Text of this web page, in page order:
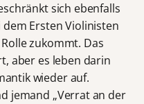
sich ebenfalls
Ersten Violinisten
zukommt. Das
aber es leben darin
wieder auf.
jemand „Verrat an der